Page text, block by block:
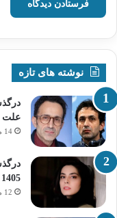
نوشته های تازه
علت
14 مرداد 1405
1405 + علت فوت
12 مرداد 1405